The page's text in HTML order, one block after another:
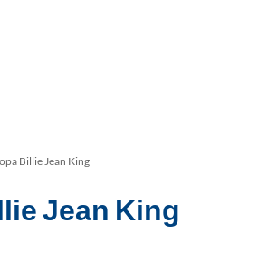
Billie Jean King
Jean King